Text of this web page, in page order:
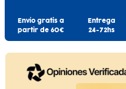
Envío gratis a
partir de 60€
Entrega
24-72hs